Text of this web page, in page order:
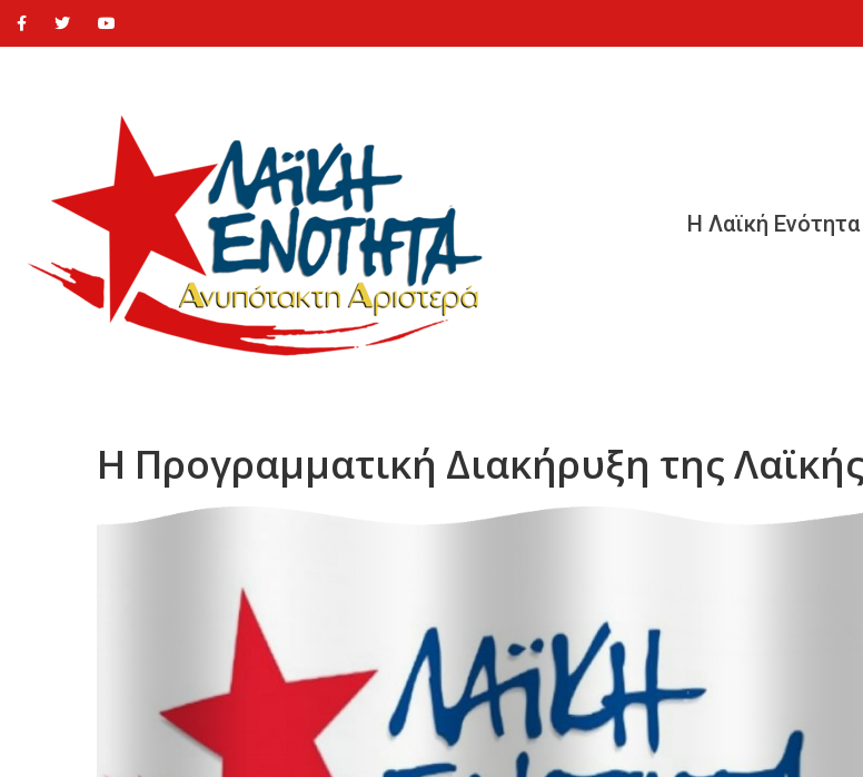
Η Λαϊκή Ενότητα
Η Προγραμματική Διακήρυξη της